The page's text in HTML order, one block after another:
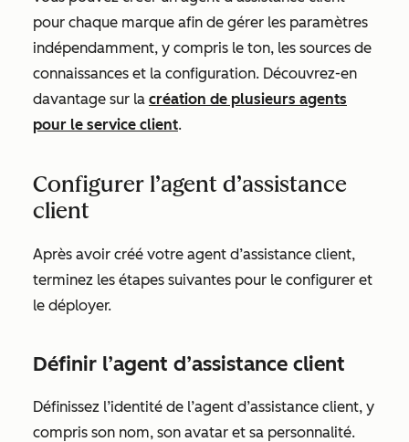
pour chaque marque afin de gérer les paramètres
indépendamment, y compris le ton, les sources de
connaissances et la configuration. Découvrez-en
davantage sur la création de plusieurs agents
pour le service client.
Configurer l’agent d’assistance
client
Après avoir créé votre agent d’assistance client,
terminez les étapes suivantes pour le configurer et
le déployer.
Définir l’agent d’assistance client
Définissez l’identité de l’agent d’assistance client, y
compris son nom, son avatar et sa personnalité.